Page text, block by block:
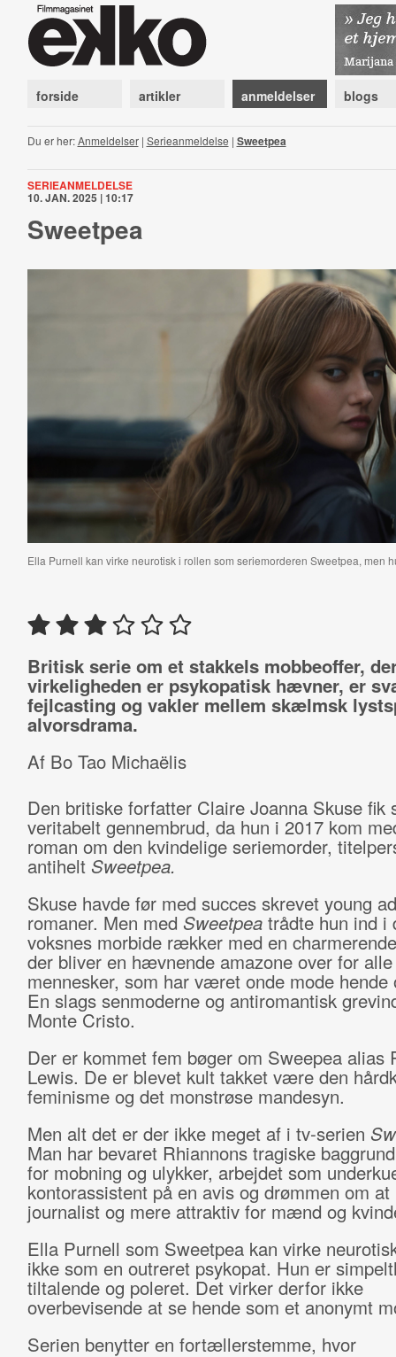
forside artikler anmeldelser blogs
Du er her:Anmeldelser| Serieanmeldelse | Sweetpea
SERIEANMELDELSE
10. JAN. 2025 | 10:17
Sweetpea
Ella Purnell kan virke neurotisk i rollen som seriemorderen Sweetpea, men
Britisk serie om et stakkels mobbeoffer,
virkeligheden er psykopatisk hævner, er
fejlcasting og vakler mellem skælmsk
alvorsdrama.
Af Bo Tao Michaëlis
Den britiske forfatter Claire Joanna Skuse fik
veritabelt gennembrud, da hun i 2017 kom
roman om den kvindelige seriemorder,
antihelt Sweetpea.
Skuse havde før med succes skrevet young
romaner. Men med Sweetpeatrådte hun ind i
voksnes morbide rækker med en
der bliver en hævnende amazone over for
mennesker, som har været onde mode hende
En slags senmoderne og antiromantisk
Monte Cristo.
Der er kommet fem bøger om Sweepea alias
Lewis. De er blevet kult takket være den
feminisme og det monstrøse mandesyn.
Men alt det er der ikke meget af i tv-serien
Man har bevaret Rhiannons tragiske
for mobning og ulykker, arbejdet som
kontorassistent på en avis og drømmen om at
journalist og mere attraktiv for mænd og
Ella Purnell som Sweetpea kan virke
ikke som en outreret psykopat. Hun er
tiltalende og poleret. Det virker derfor ikke
overbevisende at se hende som et anonymt
Serien benytter en fortællerstemme, hvor